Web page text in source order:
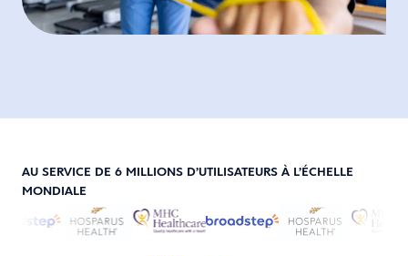
AU SERVICE DE 6 MILLIONS D’UTILISATEURS À L’ÉCHELLE
MONDIALE